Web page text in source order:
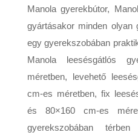
Manola gyerekbútor,
gyártásakor minden olyan
egy gyerekszobában
Manola leesésgátlós
méretben, levehető
cm-es méretben, fix
és 80×160 cm-es
gyerekszobában